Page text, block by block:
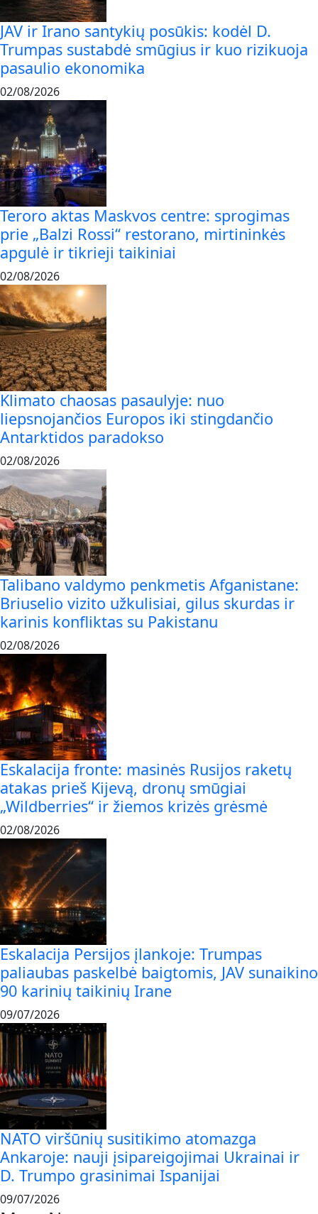
JAV ir Irano santykių posūkis: kodėl D.
Trumpas sustabdė smūgius ir kuo rizikuoja
pasaulio ekonomika
02/08/2026
Teroro aktas Maskvos centre: sprogimas
prie „Balzi Rossi“ restorano, mirtininkės
apgulė ir tikrieji taikiniai
02/08/2026
Klimato chaosas pasaulyje: nuo
liepsnojančios Europos iki stingdančio
Antarktidos paradokso
02/08/2026
Talibano valdymo penkmetis Afganistane:
Briuselio vizito užkulisiai, gilus skurdas ir
karinis konfliktas su Pakistanu
02/08/2026
Eskalacija fronte: masinės Rusijos raketų
atakas prieš Kijevą, dronų smūgiai
„Wildberries“ ir žiemos krizės grėsmė
02/08/2026
Eskalacija Persijos įlankoje: Trumpas
paliaubas paskelbė baigtomis, JAV sunaikino
90 karinių taikinių Irane
09/07/2026
NATO viršūnių susitikimo atomazga
Ankaroje: nauji įsipareigojimai Ukrainai ir
D. Trumpo grasinimai Ispanijai
09/07/2026